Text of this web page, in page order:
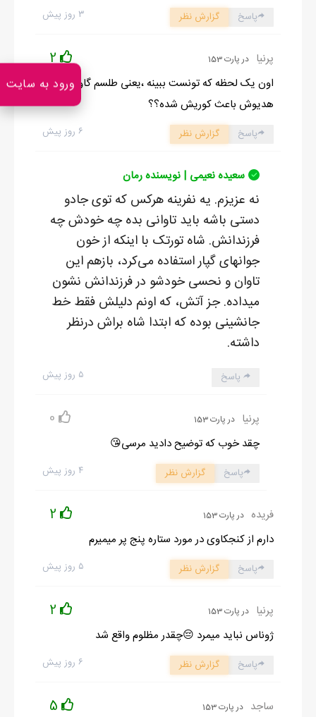
۳ روز پیش پاسخ گزارش نظر
پرنیا در پارت 153 2
اون یک لحظه که تونست ببینه ،یعنی طلسم گاو
هدیوش باعث کوریش شده؟؟
۶ روز پیش پاسخ گزارش نظر
سعیده نعیمی | نویسنده رمان
نه عزیزم. یه نفرینه هرکس که توی جادو
دستی باشه باید تاوانی بده چه خودش چه
فرزندانش. شاه تورتک با اینکه از خون
جوانهای گپار استفاده می‌کرد، بازهم این
تاوان و نحسی خودشو در فرزندانش نشون
میداده. جز آتش، که اونم دلیلش فقط خط
جانشینی بوده که ابتدا شاه براش درنظر
داشته.
۵ روز پیش پاسخ
پرنیا در پارت 153 0
چقد خوب که توضیح دادید مرسی😘
۴ روز پیش پاسخ گزارش نظر
فریده در پارت 153 2
دارم از کنجکاوی در مورد ستاره پنج پر میمیرم
۵ روز پیش پاسخ گزارش نظر
پرنیا در پارت 153 2
ژوناس نباید میمرد 😔چقدر مظلوم واقع شد
۶ روز پیش پاسخ گزارش نظر
ساجد در پارت 153 5
ورود به سایت